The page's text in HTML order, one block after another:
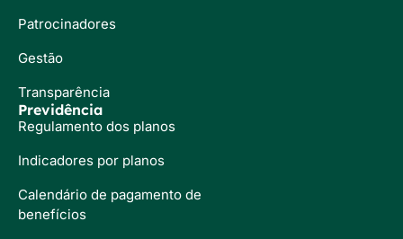
Patrocinadores
Gestão
Transparência
Previdência
Regulamento dos planos
Indicadores por planos
Calendário de pagamento de
benefícios